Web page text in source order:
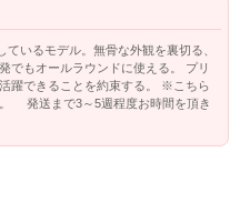
いるモデル。無骨な外観を裏切る、
でもオールラウンドに使える。 プリ
躍できることを約束する。 ※こちら
発送まで3～5週程度お時間を頂き